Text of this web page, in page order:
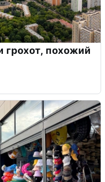
похожий